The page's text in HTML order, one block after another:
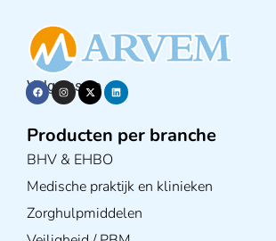
Volg ons op
Producten per branche
BHV & EHBO
Medische praktijk en klinieken
Zorghulpmiddelen